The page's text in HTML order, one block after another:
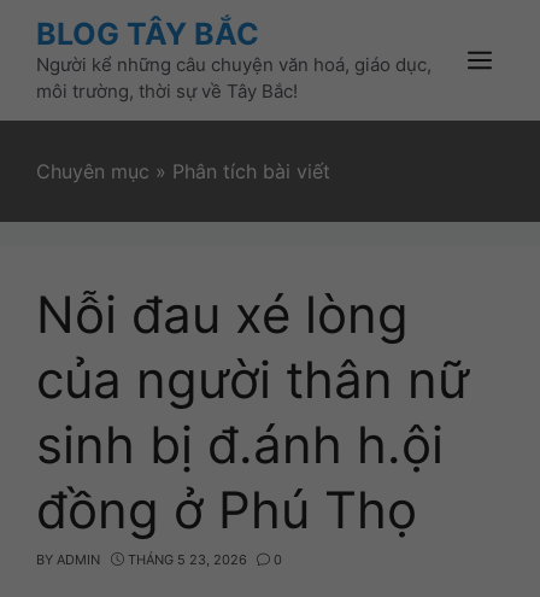
content
BLOG TÂY BẮC
Người kể những câu chuyện văn hoá, giáo dục,
môi trường, thời sự về Tây Bắc!
Menu
Chuyên mục » Phân tích bài viết
Nỗi đau xé lòng
của người thân nữ
sinh bị đ.ánh h.ội
đồng ở Phú Thọ
BY ADMIN THÁNG 5 23, 2026 0